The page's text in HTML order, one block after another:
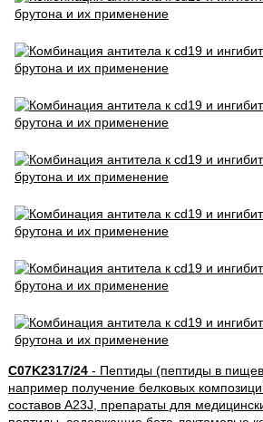
C07K2317/24- Пептиды (пептиды в
например получение белковых
составов A23J, препараты для